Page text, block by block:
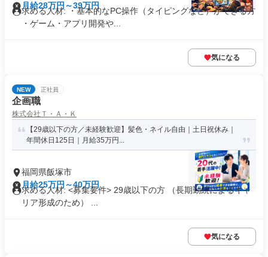
月給28万円～39万円
求める人材: ・基本的なPC操作（タイピングなど）ができる方
・ゲーム・アプリ開発や...
気になる
NEW 正社員
企画職
株式会社Ｔ・Ａ・Ｋ
【29歳以下の方／未経験歓迎】髪色・ネイル自由｜土日祝休み｜
年間休日125日｜月給35万円...
福岡県飯塚市
月給25万円～40万円
求める人材: <募集要件> 29歳以下の方 （長期勤続によるキャ
リア形成のため） ...
気になる